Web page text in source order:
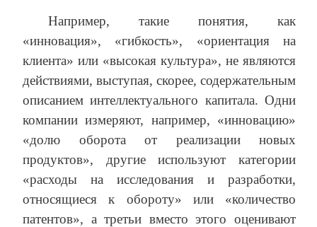
Например, такие понятия, как
«инновация», «гибкость», «ориентация на
клиента» или «высокая культура», не являются
действиями, выступая, скорее, содержательным
описанием интеллектуального капитала. Одни
компании измеряют, например, «инновацию»
«долю оборота от реализации новых
продуктов», другие используют категории
«расходы на исследования и разработки,
относящиеся к обороту» или «количество
патентов», а третьи вместо этого оценивают